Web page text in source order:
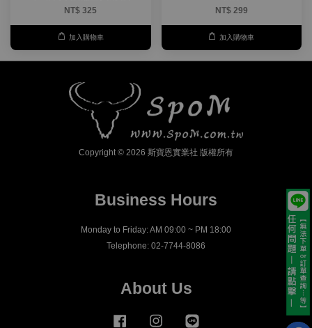
NT$ 325
加入購物車
NT$ 299
加入購物車
Copyright © 2026 斯寶恩實業社 版權所有
Business Hours
Monday to Friday: AM 09:00 ~ PM 18:00
Telephone: 02-7744-8086
About Us
Facebook Instagram